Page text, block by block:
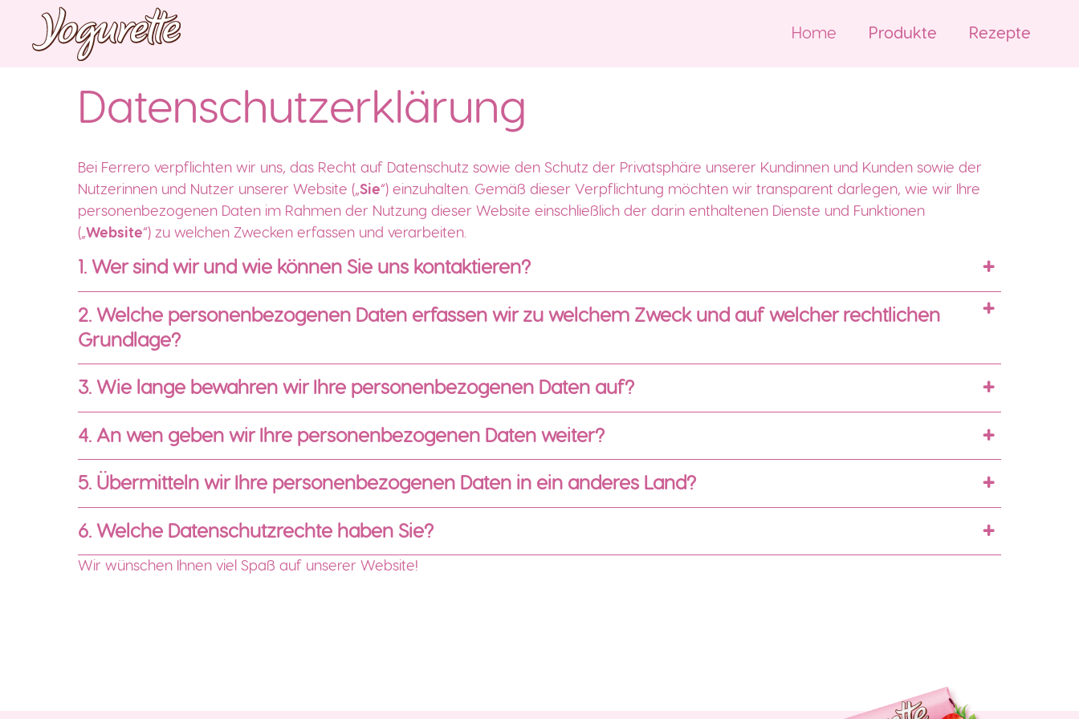
Home Produkte Rezepte
Datenschutzerklärung
Bei Ferrero verpflichten wir uns, das Recht auf Datenschutz sowie den Schutz der Privatsphäre unserer Kundinnen und Kunden sowie der
Nutzerinnen und Nutzer unserer Website („Sie“) einzuhalten. Gemäß dieser Verpflichtung möchten wir transparent darlegen, wie wir Ihre
personenbezogenen Daten im Rahmen der Nutzung dieser Website einschließlich der darin enthaltenen Dienste und Funktionen
(„Website“) zu welchen Zwecken erfassen und verarbeiten.
1. Wer sind wir und wie können Sie uns kontaktieren?
2. Welche personenbezogenen Daten erfassen wir zu welchem Zweck und auf welcher rechtlichen
Grundlage?
3. Wie lange bewahren wir Ihre personenbezogenen Daten auf?
4. An wen geben wir Ihre personenbezogenen Daten weiter?
5. Übermitteln wir Ihre personenbezogenen Daten in ein anderes Land?
6. Welche Datenschutzrechte haben Sie?
Wir wünschen Ihnen viel Spaß auf unserer Website!